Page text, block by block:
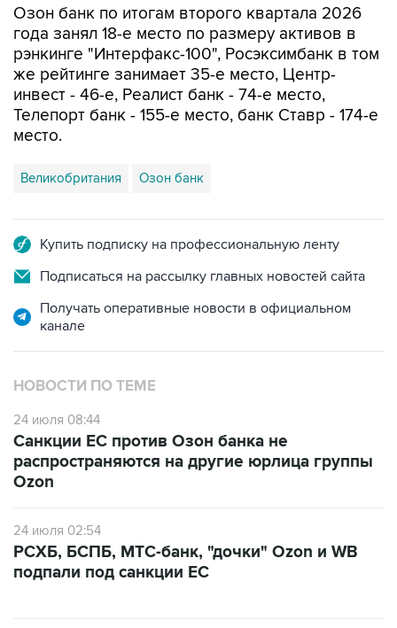
Озон банк по итогам второго квартала 2026
года занял 18-е место по размеру активов в
рэнкинге "Интерфакс-100", Росэксимбанк в том
же рейтинге занимает 35-е место, Центр-
инвест - 46-е, Реалист банк - 74-е место,
Телепорт банк - 155-е место, банк Ставр - 174-е
место.
Великобритания Озон банк
Купить подписку на профессиональную ленту
Подписаться на рассылку главных новостей сайта
Получать оперативные новости в официальном
канале
НОВОСТИ ПО ТЕМЕ
24 июля 08:44
Санкции ЕС против Озон банка не
распространяются на другие юрлица группы
Ozon
24 июля 02:54
РСХБ, БСПБ, МТС-банк, "дочки" Ozon и WB
подпали под санкции ЕС